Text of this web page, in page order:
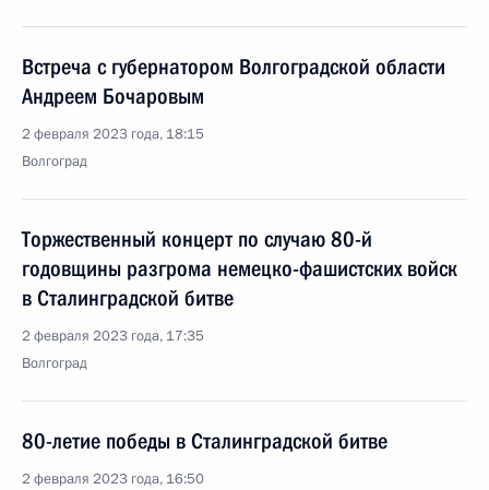
Встреча с губернатором Волгоградской области
Андреем Бочаровым
2 февраля 2023 года, 18:15
Волгоград
Торжественный концерт по случаю 80-й
годовщины разгрома немецко-фашистских войск
в Сталинградской битве
2 февраля 2023 года, 17:35
Волгоград
80-летие победы в Сталинградской битве
2 февраля 2023 года, 16:50